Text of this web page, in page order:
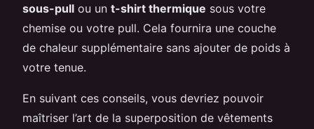
sous-pull ou un t-shirt thermique sous votre
chemise ou votre pull. Cela fournira une couche
de chaleur supplémentaire sans ajouter de poids à
votre tenue.
En suivant ces conseils, vous devriez pouvoir
maîtriser l’art de la superposition de vêtements